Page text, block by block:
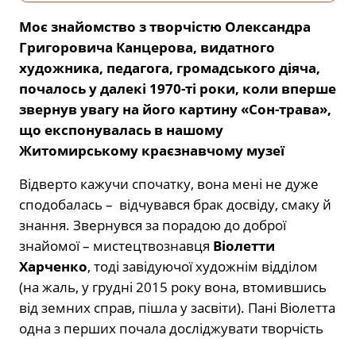
Моє знайомство з творчістю Олександра
Григоровича Канцерова, видатного
художника, педагога, громадського діяча,
почалось у далекі 1970-ті роки, коли вперше
звернув увагу на його картину «Сон-трава»,
що експонувалась в нашому
Житомирському краєзнавчому музеї
Відверто кажучи спочатку, вона мені не дуже
сподобалась – відчувався брак досвіду, смаку й
знання. Звернувся за порадою до доброї
знайомої – мистецтвознавця Віолетти
Харченко, тоді завідуючої художнім відділом
(на жаль, у грудні 2015 року вона, втомившись
від земних справ, пішла у засвіти). Пані Віолетта
одна з перших почала досліджувати творчість